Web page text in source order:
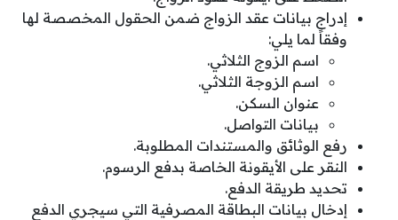
إدراج بيانات عقد الزواج ضمن الحقول المخصصة لها
وفقاً لما يلي:
اسم الزوج الثلاثي.
اسم الزوجة الثلاثي.
عنوان السكن.
بيانات التواصل.
رفع الوثائق والمستندات المطلوبة.
النقر على الأيقونة الخاصة بدفع الرسوم.
تحديد طريقة الدفع.
إدخال بيانات البطاقة المصرفية التي سيجري الدفع